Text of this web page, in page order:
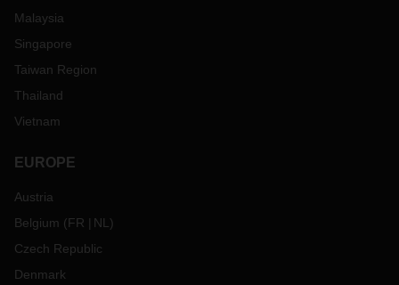
Malaysia
Singapore
Taiwan Region
Thailand
Vietnam
EUROPE
Austria
Belgium (FR NL )
Czech Republic
Denmark